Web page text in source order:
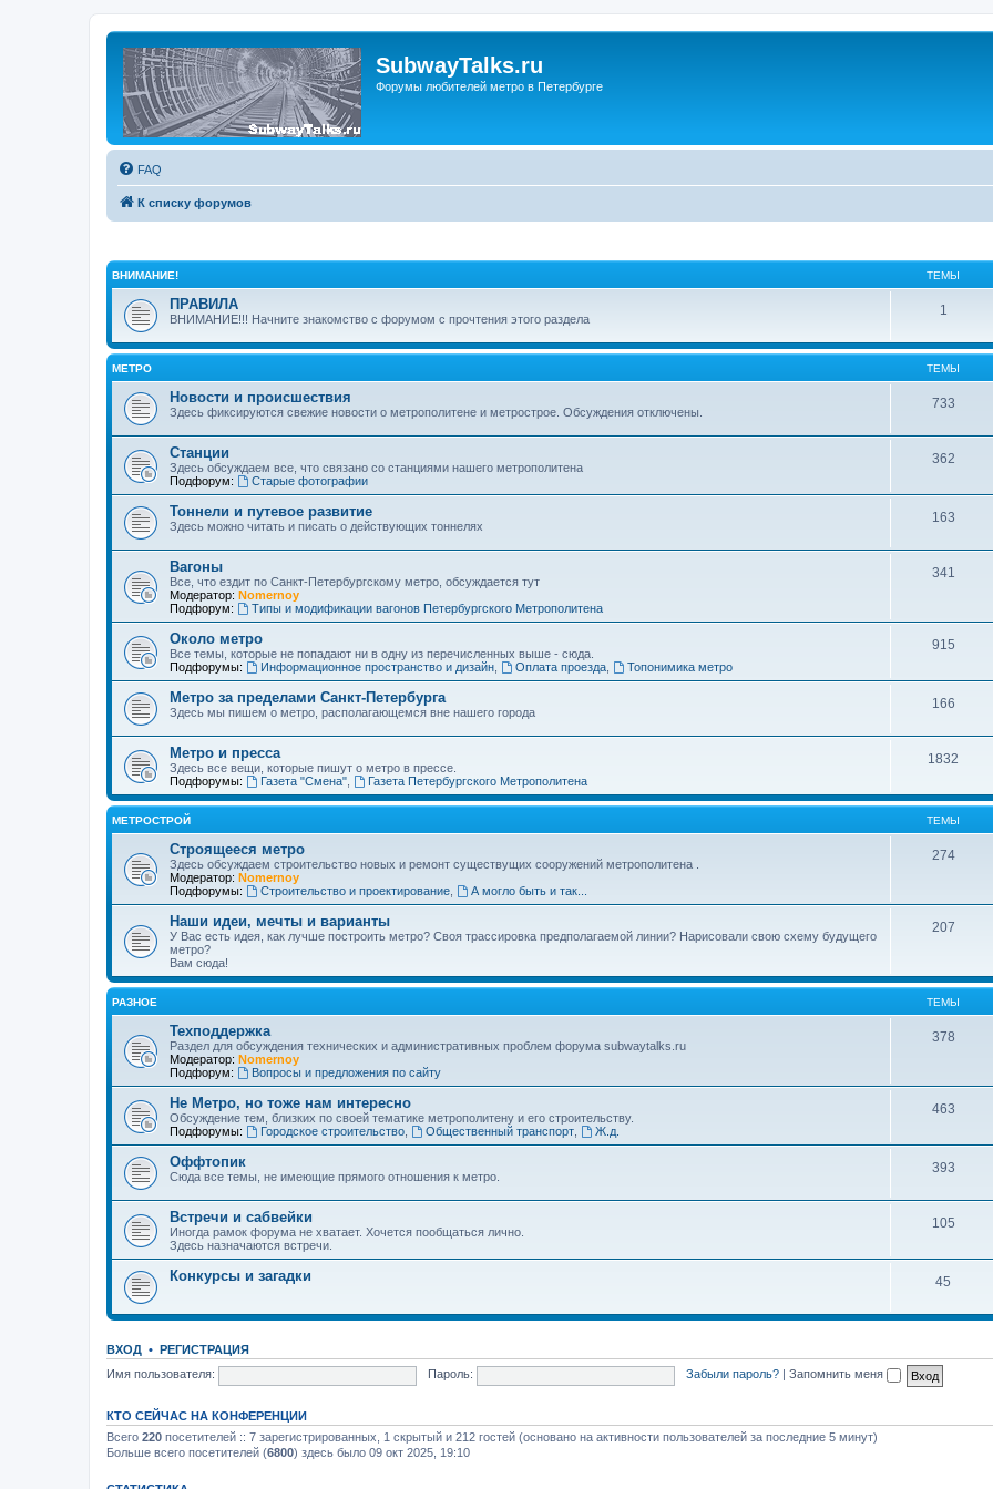
SubwayTalks.ru
Форумы любителей метро в Петербурге
FAQ
К списку форумов
ВНИМАНИЕ! ТЕМЫ
ПРАВИЛА
ВНИМАНИЕ!!! Начните знакомство с форумом с прочтения этого раздела
1
МЕТРО ТЕМЫ
Новости и происшествия
Здесь фиксируются свежие новости о метрополитене и метрострое. Обсуждения отключены.
733
Станции
Здесь обсуждаем все, что связано со станциями нашего метрополитена
Подфорум:
Старые фотографии
362
Тоннели и путевое развитие
Здесь можно читать и писать о действующих тоннелях
163
Вагоны
Все, что ездит по Санкт-Петербургскому метро, обсуждается тут
Модератор: Nomernoy
Подфорум:
Типы и модификации вагонов Петербургского Метрополитена
341
Около метро
Все темы, которые не попадают ни в одну из перечисленных выше - сюда.
Подфорумы:
Информационное пространство и дизайн, Оплата проезда, Топонимика метро
915
Метро за пределами Санкт-Петербурга
Здесь мы пишем о метро, располагающемся вне нашего города
166
Метро и пресса
Здесь все вещи, которые пишут о метро в прессе.
Подфорумы:
Газета "Смена", Газета Петербургского Метрополитена
1832
МЕТРОСТРОЙ ТЕМЫ
Строящееся метро
Здесь обсуждаем строительство новых и ремонт существущих сооружений метрополитена .
Модератор: Nomernoy
Подфорумы:
Строительство и проектирование, А могло быть и так...
274
Наши идеи, мечты и варианты
У Вас есть идея, как лучше построить метро? Своя трассировка предполагаемой линии? Нарисовали свою схему будущего
метро?
Вам сюда!
207
РАЗНОЕ ТЕМЫ
Техподдержка
Раздел для обсуждения технических и административных проблем форума subwaytalks.ru
Модератор: Nomernoy
Подфорум:
Вопросы и предложения по сайту
378
Не Метро, но тоже нам интересно
Обсуждение тем, близких по своей тематике метрополитену и его строительству.
Подфорумы:
Городское строительство, Общественный транспорт, Ж.д.
463
Оффтопик
Сюда все темы, не имеющие прямого отношения к метро.
393
Встречи и сабвейки
Иногда рамок форума не хватает. Хочется пообщаться лично.
Здесь назначаются встречи.
105
Конкурсы и загадки 45
ВХОД • РЕГИСТРАЦИЯ
Имя пользователя:
Пароль: Забыли пароль? Запомнить меня
КТО СЕЙЧАС НА КОНФЕРЕНЦИИ
Всего 220 посетителей :: 7 зарегистрированных, 1 скрытый и 212 гостей (основано на активности пользователей за последние 5 минут)
Больше всего посетителей (6800) здесь было 09 окт 2025, 19:10